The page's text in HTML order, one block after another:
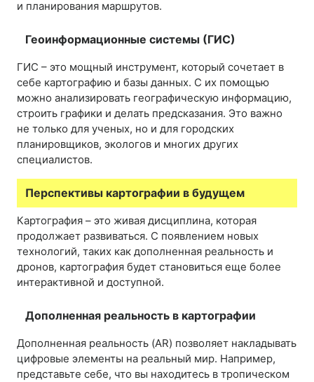
и планирования маршрутов.
Геоинформационные системы (ГИС)
ГИС – это мощный инструмент, который сочетает в
себе картографию и базы данных. С их помощью
можно анализировать географическую информацию,
строить графики и делать предсказания. Это важно
не только для ученых, но и для городских
планировщиков, экологов и многих других
специалистов.
Перспективы картографии в будущем
Картография – это живая дисциплина, которая
продолжает развиваться. С появлением новых
технологий, таких как дополненная реальность и
дронов, картография будет становиться еще более
интерактивной и доступной.
Дополненная реальность в картографии
Дополненная реальность (AR) позволяет накладывать
цифровые элементы на реальный мир. Например,
представьте себе, что вы находитесь в тропическом